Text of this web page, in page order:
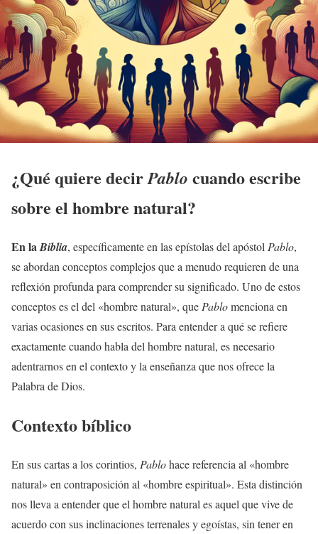
¿Qué quiere decirPablo cuando escribe
sobre el hombre natural?
En laBiblia, específicamente en las epístolas del apóstol Pablo,
se abordan conceptos complejos que a menudo requieren de una
reflexión profunda para comprender su significado. Uno de estos
conceptos es el del «hombre natural», que Pablomenciona en
varias ocasiones en sus escritos. Para entender a qué se refiere
exactamente cuando habla del hombre natural, es necesario
adentrarnos en el contexto y la enseñanza que nos ofrece la
Palabra de Dios.
Contexto bíblico
En sus cartas a los corintios, Pablohace referencia al «hombre
natural» en contraposición al «hombre espiritual». Esta distinción
nos lleva a entender que el hombre natural es aquel que vive de
acuerdo con sus inclinaciones terrenales y egoístas, sin tener en